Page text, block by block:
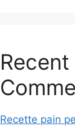
Recent
Recette pain